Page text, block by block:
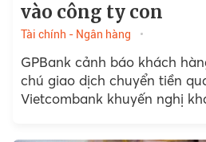
vào công ty con
Tài chính - Ngân hàng
GPBank cảnh báo khách
chú giao dịch chuyển tiền
Vietcombank khuyến nghị